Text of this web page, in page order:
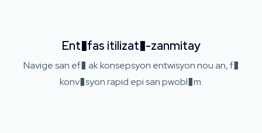
Ent�fas itilizat�-zanmitay
Navige san ef� ak konsepsyon entwisyon nou an, f�
konv�syon rapid epi san pwobl�m.